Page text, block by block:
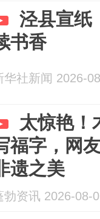
泾县宣纸
书香
华社新闻 2026-
太惊艳！
福字，网
遗之美
勃资讯 2026-08-